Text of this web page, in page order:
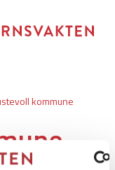
kommune